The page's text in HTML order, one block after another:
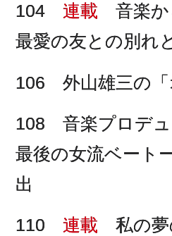
104 連載 音楽か
最愛の友との別
106 外山雄三の「
108 音楽プロデュ
最後の女流ベート
出
110 連載 私の夢